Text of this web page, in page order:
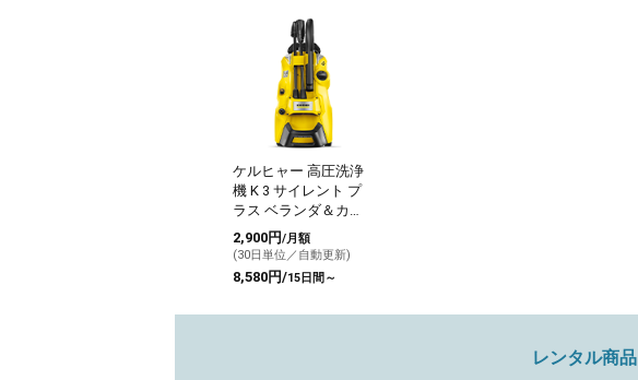
ケルヒャー 高圧洗浄
機 K 3 サイレント プ
ラス ベランダ＆カー
（西日本/60HZ地域
用）
2,900円/月額
(30日単位／自動更新)
8,580円/15日間～
レンタル商品